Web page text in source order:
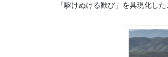
「駆けぬける歓び」を具現化した